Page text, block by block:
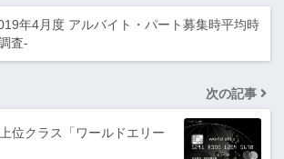
年4月度 アルバイト・パート募集時平均時
査-
次の記事
位クラス「ワールドエリー